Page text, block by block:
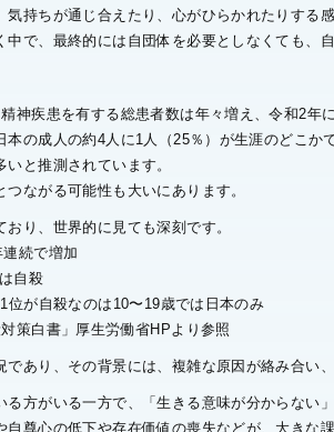
気持ちが通じ合えたり、心がひらかれたりす
で、最終的には自団体を必要としなくても、
神疾患を有する総患者数は年々増え、令和2年
本の成人の約4人に1人（25％）が生涯のどこ
と推測されています。
ながる可能性も大いにあります。
り、世界的に見ても深刻です。
続で増加
自殺
が自殺なのは10〜19歳では日本のみ
策白書」厚生労働省HPより参照
あり、その背景には、複雑な原因が絡み合い
る方がいる一方で、「生きる意味が分からな
尊心の低下や存在価値の喪失などが、大きな